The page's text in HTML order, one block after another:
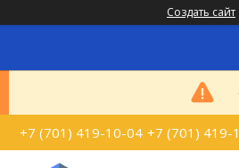
Создать сайт
+7 (701) 419-10-04 +7 (701) 419-